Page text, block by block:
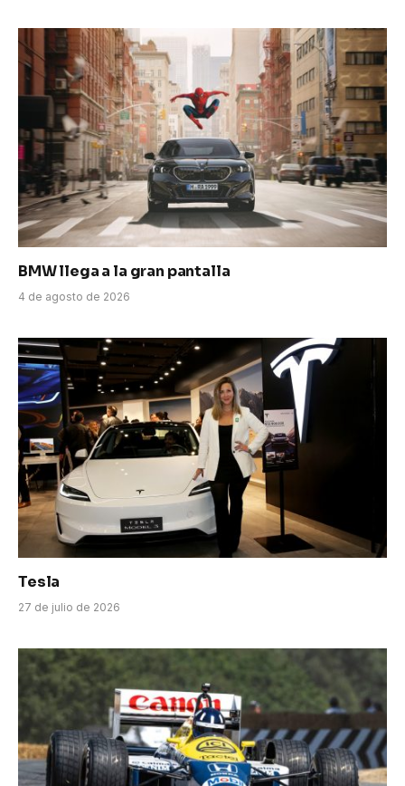
BMW llega a la gran pantalla
4 de agosto de 2026
Tesla
27 de julio de 2026